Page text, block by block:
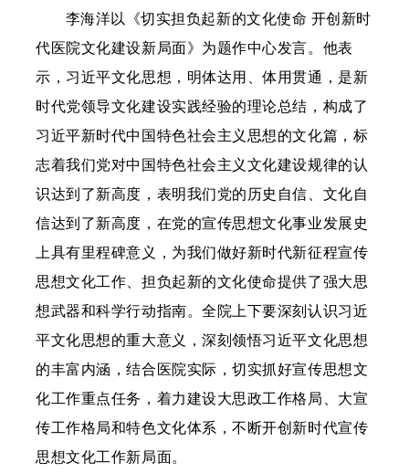
李海洋以《切实担负起新的文化使命 开创新时
代医院文化建设新局面》为题作中心发言。他表
示，习近平文化思想，明体达用、体用贯通，是新
时代党领导文化建设实践经验的理论总结，构成了
习近平新时代中国特色社会主义思想的文化篇，标
志着我们党对中国特色社会主义文化建设规律的认
识达到了新高度，表明我们党的历史自信、文化自
信达到了新高度，在党的宣传思想文化事业发展史
上具有里程碑意义，为我们做好新时代新征程宣传
思想文化工作、担负起新的文化使命提供了强大思
想武器和科学行动指南。全院上下要深刻认识习近
平文化思想的重大意义，深刻领悟习近平文化思想
的丰富内涵，结合医院实际，切实抓好宣传思想文
化工作重点任务，着力建设大思政工作格局、大宣
传工作格局和特色文化体系，不断开创新时代宣传
思想文化工作新局面。